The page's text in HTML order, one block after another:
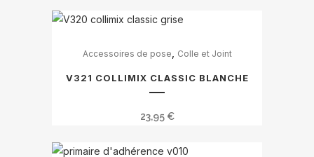
Accessoires de pose Colle et Joint
V321 COLLIMIX CLASSIC BLANCHE
23,95 €